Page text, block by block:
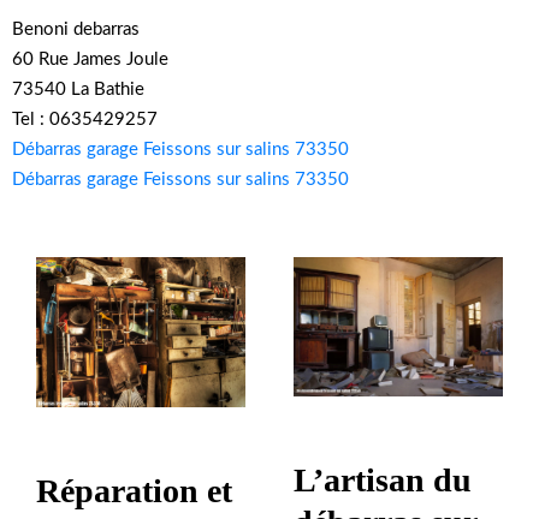
Benoni debarras
60 Rue James Joule
73540 La Bathie
Tel : 0635429257
Débarras garage Feissons sur salins 73350
Débarras garage Feissons sur salins 73350
Réparation et
L’artisan du